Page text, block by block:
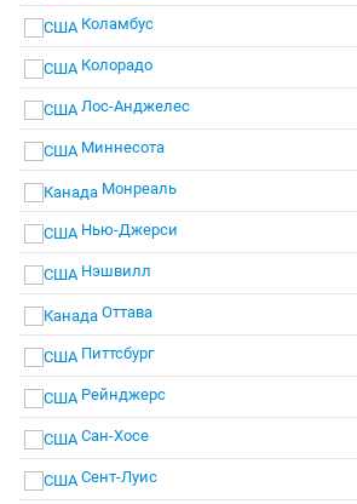
Коламбус
Колорадо
Лос-Анджелес
Миннесота
Монреаль
Нью-Джерси
Нэшвилл
Оттава
Питтсбург
Рейнджерс
Сан-Хосе
Сент-Луис